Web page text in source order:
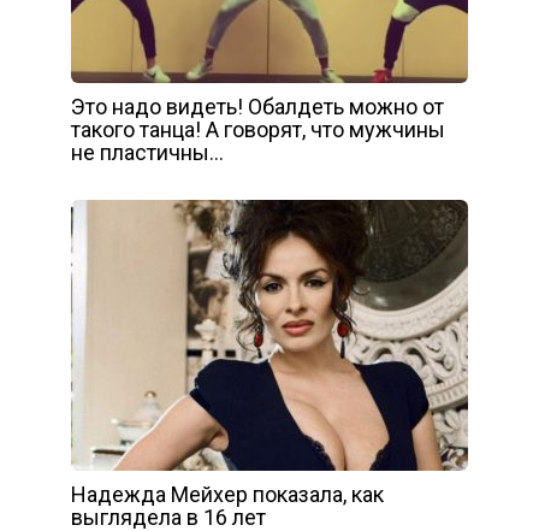
Это надо видеть! Обалдеть можно от
такого танца! А говорят, что мужчины
не пластичны…
Надежда Мейхер показала, как
выглядела в 16 лет